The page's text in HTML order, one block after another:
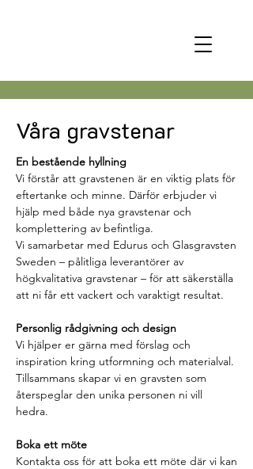
Våra gravstenar
En bestående hyllning
Vi förstår att gravstenen är en viktig plats för
eftertanke och minne. Därför erbjuder vi
hjälp med både nya gravstenar och
komplettering av befintliga.
Vi samarbetar med Edurus och Glasgravsten
Sweden – pålitliga leverantörer av
högkvalitativa gravstenar – för att säkerställa
att ni får ett vackert och varaktigt resultat.
Personlig rådgivning och design
Vi hjälper er gärna med förslag och
inspiration kring utformning och materialval.
Tillsammans skapar vi en gravsten som
återspeglar den unika personen ni vill
hedra.
Boka ett möte
Kontakta oss för att boka ett möte där vi kan